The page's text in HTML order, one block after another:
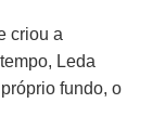
criou a
Leda
fundo, o